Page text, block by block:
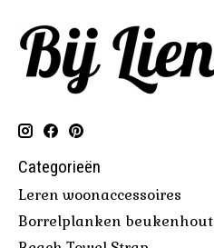
Categorieën
Leren woonaccessoires
Borrelplanken beukenhout